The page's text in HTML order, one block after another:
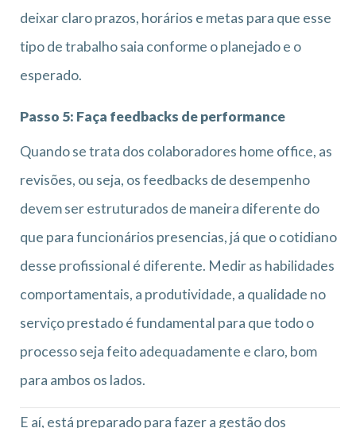
deixar claro prazos, horários e metas para que esse
tipo de trabalho saia conforme o planejado e o
esperado.
Passo 5: Faça feedbacks de performance
Quando se trata dos colaboradores home office, as
revisões, ou seja, os feedbacks de desempenho
devem ser estruturados de maneira diferente do
que para funcionários presencias, já que o cotidiano
desse profissional é diferente. Medir as habilidades
comportamentais, a produtividade, a qualidade no
serviço prestado é fundamental para que todo o
processo seja feito adequadamente e claro, bom
para ambos os lados.
E aí, está preparado para fazer a gestão dos